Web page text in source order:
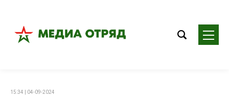
15:34 | 04-09-2024